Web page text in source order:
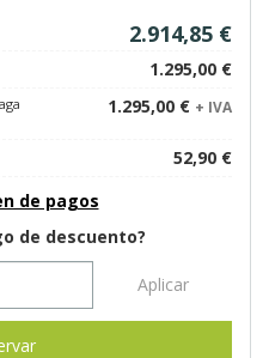
2.914,85 €
1.295,00 €
1.295,00 € + IVA
52,90 €
de pagos
de descuento?
Aplicar